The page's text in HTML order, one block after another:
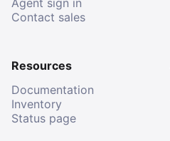
Agent sign in
Contact sales
Resources
Documentation
Inventory
Status page